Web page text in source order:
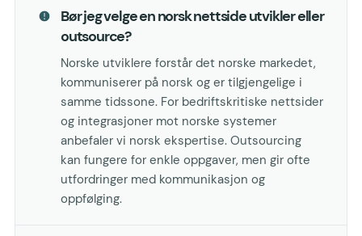
Bør jeg velge en norsk nettside utvikler eller
outsource?
Norske utviklere forstår det norske markedet,
kommuniserer på norsk og er tilgjengelige i
samme tidssone. For bedriftskritiske nettsider
og integrasjoner mot norske systemer
anbefaler vi norsk ekspertise. Outsourcing
kan fungere for enkle oppgaver, men gir ofte
utfordringer med kommunikasjon og
oppfølging.